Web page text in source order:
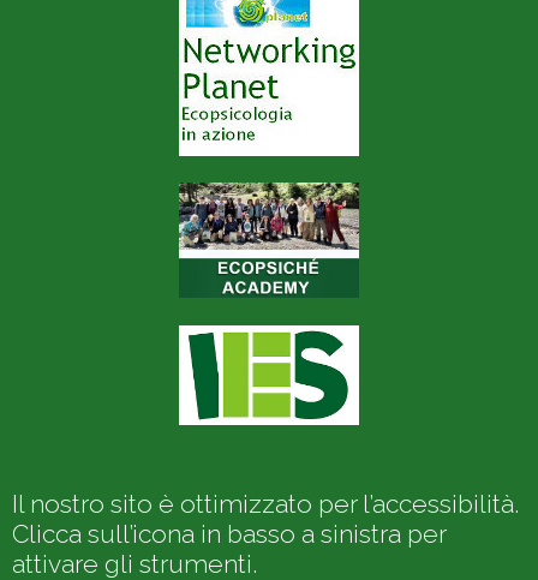
Il nostro sito è ottimizzato per l’accessibilità.
Clicca sull’icona in basso a sinistra per
attivare gli strumenti.